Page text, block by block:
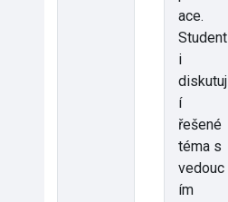
ace.
Student
i
diskutuj
í
řešené
téma s
vedouc
ím